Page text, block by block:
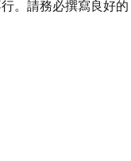
。請務必撰寫良好的